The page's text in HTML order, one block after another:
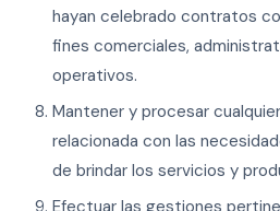
hayan celebrado contratos
fines comerciales,
operativos.
Mantener y procesar
relacionada con las
de brindar los servicios y
Efectuar las gestiones